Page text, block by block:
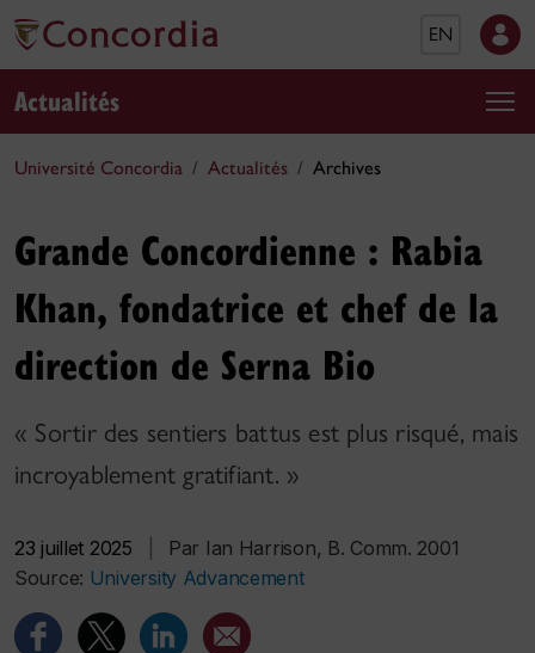
EN
Actualités
Université Concordia Actualités Archives
Grande Concordienne : Rabia
Khan, fondatrice et chef de la
direction de Serna Bio
« Sortir des sentiers battus est plus risqué, mais
incroyablement gratifiant. »
23 juillet 2025
Par Ian Harrison, B. Comm. 2001
Source: University Advancement